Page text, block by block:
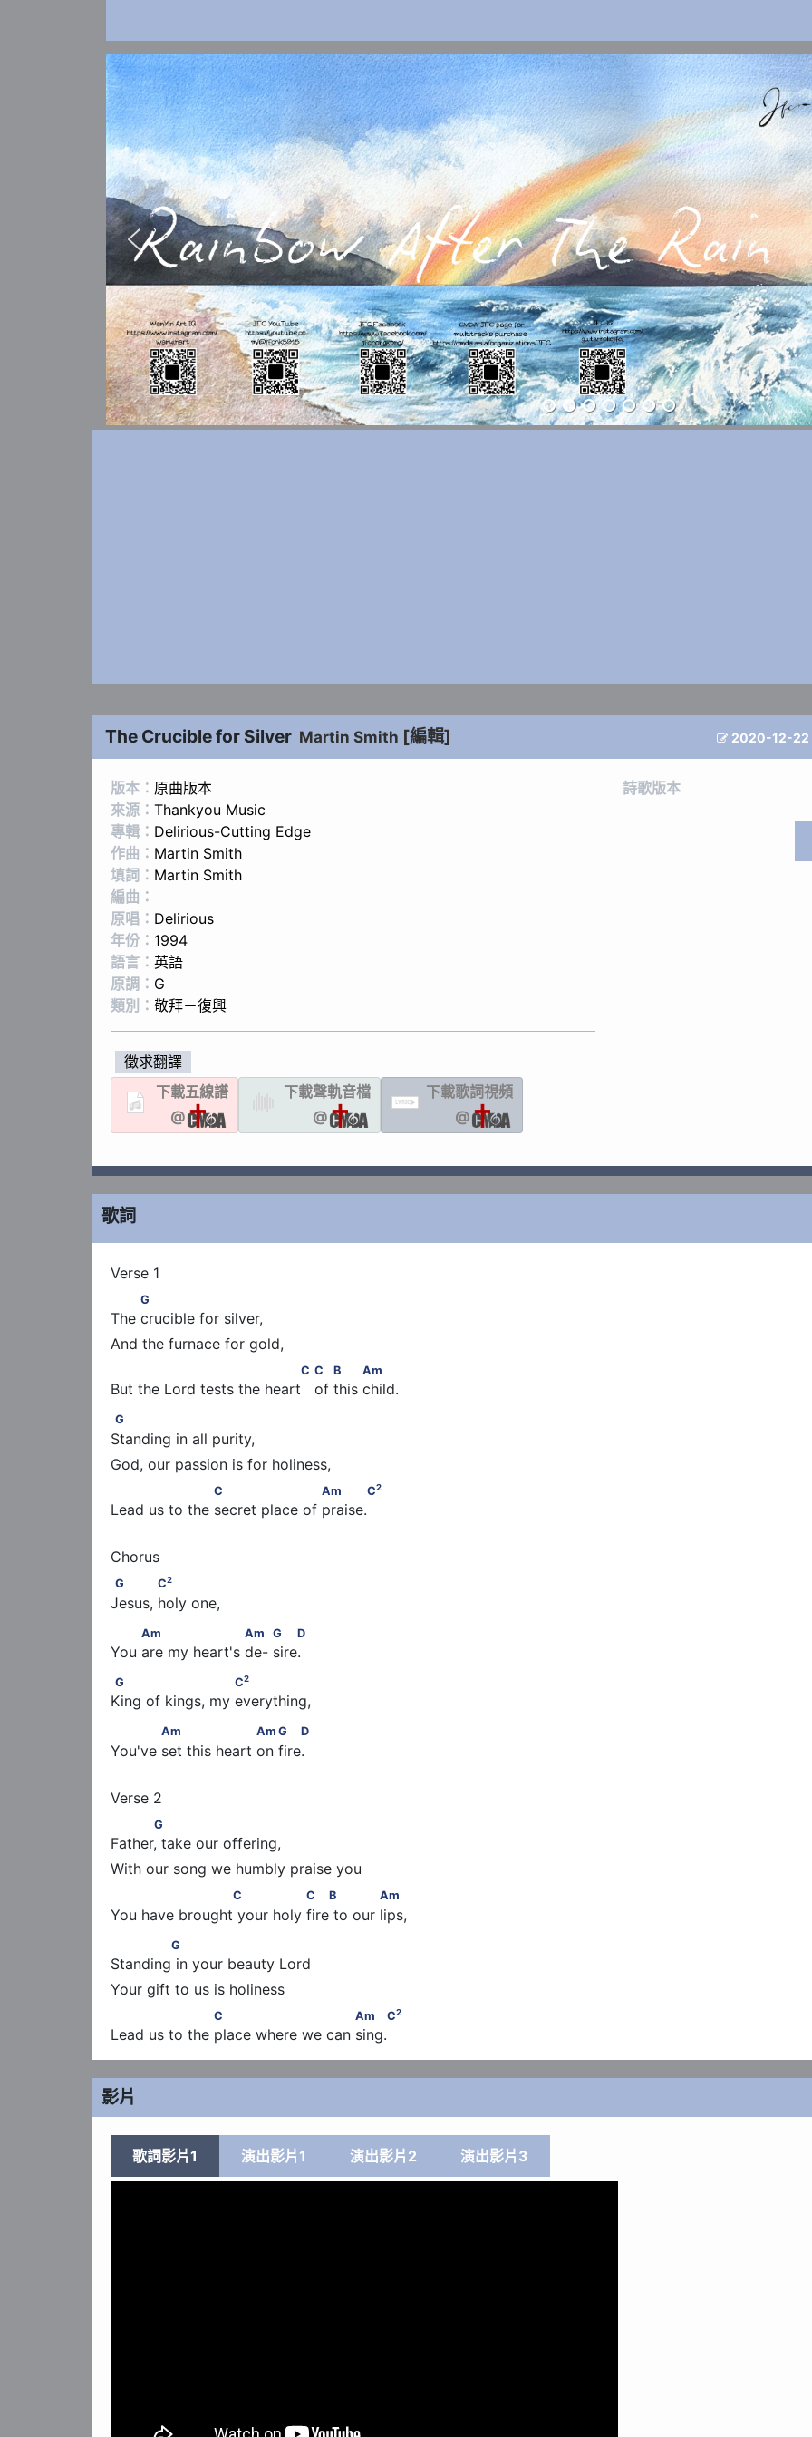
The Crucible for Silver Martin Smith [編輯]  2020-12-22
版本： 原曲版本
來源： Thankyou Music
專輯： Delirious-Cutting Edge
作曲： Martin Smith
填詞： Martin Smith
編曲：
原唱： Delirious
年份： 1994
語言： 英語
原調： G
類別： 敬拜－復興
徵求翻譯
下載五線譜
@
下載聲軌音檔
@
LYRIC
下載歌詞視頻
@
詩歌版本
歌詞
G
G
The crucible for silver,
C                  C        B          Am
C C B Am
But the Lord tests the heart   of this child.
G
G
Standing in all purity,
C                     Am       C2
C Am C2
Lead us to the secret place of praise.
G            C
G C2
Jesus, holy one,
Am                    Am         G    D
Am Am G D
You are my heart's de- sire.
G                       C2
G C2
King of kings, my everything,
Am                    Am        G    D
Am Am G D
You've set this heart on fire.
G
Father, take our offering,
C                C    B             Am
C C B Am
You have brought your holy fire to our lips,
G
Standing in your beauty Lord
C                        Am     C
C Am C2
Lead us to the place where we can sing.
影片
歌詞影片1 演出影片1 演出影片2 演出影片3